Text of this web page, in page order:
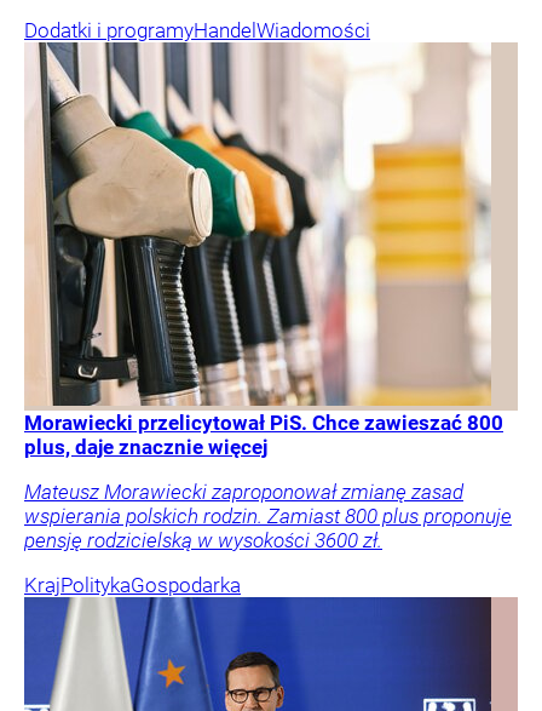
Dodatki i programyHandel Wiadomości
Morawiecki przelicytował PiS. Chce zawieszać 800
plus, daje znacznie więcej
Mateusz Morawiecki zaproponował zmianę zasad
wspierania polskich rodzin. Zamiast 800 plus proponuje
pensję rodzicielską w wysokości 3600 zł.
KrajPolitykaGospodarka